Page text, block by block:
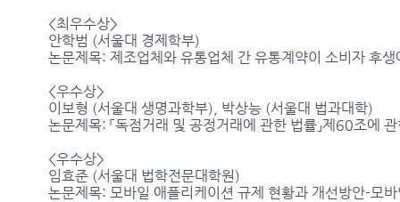
<최우수상>
안학범 (서울대 경제학부)
논문제목: 제조업체와 유통업체 간 유통계약이 소비자 후
<우수상>
이보형 (서울대 생명과학부), 박상능 (서울대 법과대학)
논문제목: 「독점거래 및 공정거래에 관한 법률」제60조에
<우수상>
임효준 (서울대 법학전문대학원)
논문제목: 모바일 애플리케이션 규제 현황과 개선방안-모